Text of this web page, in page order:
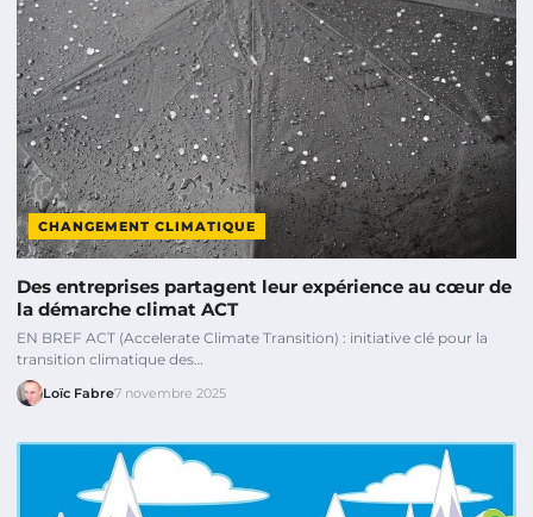
CHANGEMENT CLIMATIQUE
Des entreprises partagent leur expérience au cœur de
la démarche climat ACT
EN BREF ACT (Accelerate Climate Transition) : initiative clé pour la
transition climatique des…
Loïc Fabre7 novembre 2025